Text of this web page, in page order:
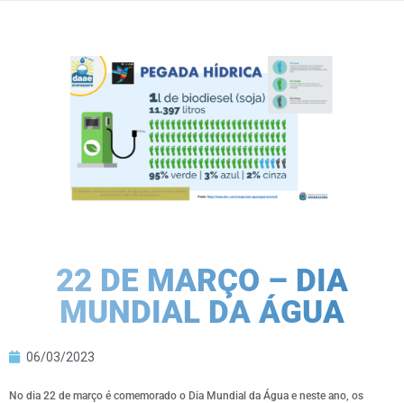
22 DE MARÇO – DIA
MUNDIAL DA ÁGUA
06/03/2023
No dia 22 de março é comemorado o Dia Mundial da Água e neste ano, os